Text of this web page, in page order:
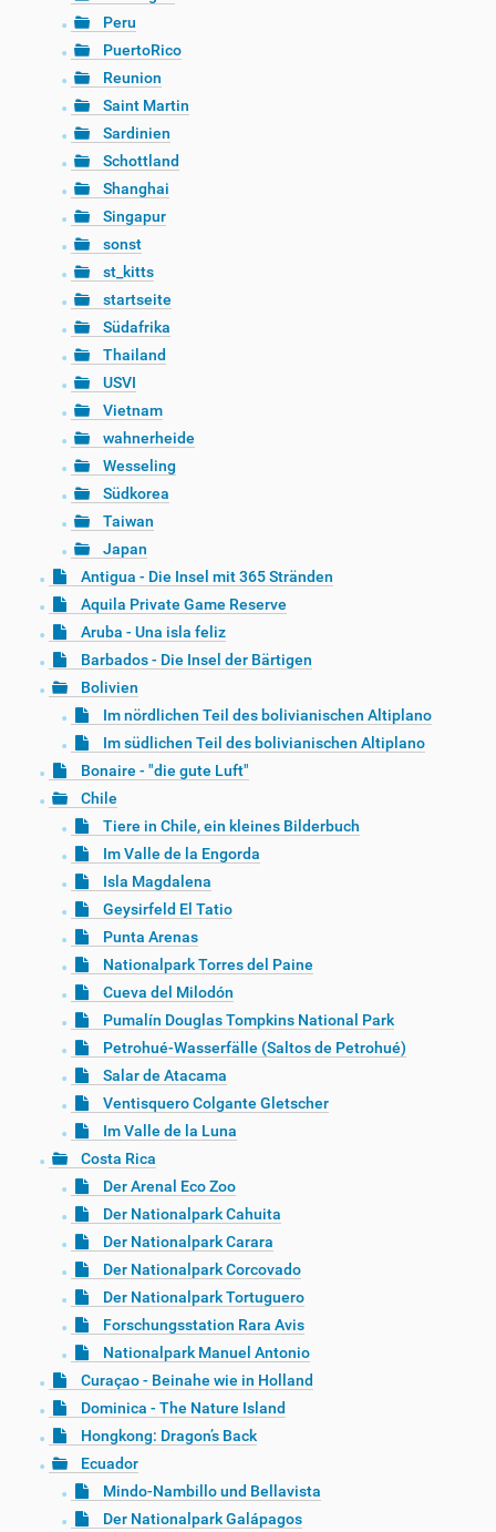
Peru
PuertoRico
Reunion
Saint Martin
Sardinien
Schottland
Shanghai
Singapur
sonst
st_kitts
startseite
Südafrika
Thailand
USVI
Vietnam
wahnerheide
Wesseling
Südkorea
Taiwan
Japan
Antigua - Die Insel mit 365 Stränden
Aquila Private Game Reserve
Aruba - Una isla feliz
Barbados - Die Insel der Bärtigen
Bolivien
Im nördlichen Teil des bolivianischen Altiplano
Im südlichen Teil des bolivianischen Altiplano
Bonaire - "die gute Luft"
Chile
Tiere in Chile, ein kleines Bilderbuch
Im Valle de la Engorda
Isla Magdalena
Geysirfeld El Tatio
Punta Arenas
Nationalpark Torres del Paine
Cueva del Milodón
Pumalín Douglas Tompkins National Park
Petrohué-Wasserfälle (Saltos de Petrohué)
Salar de Atacama
Ventisquero Colgante Gletscher
Im Valle de la Luna
Costa Rica
Der Arenal Eco Zoo
Der Nationalpark Cahuita
Der Nationalpark Carara
Der Nationalpark Corcovado
Der Nationalpark Tortuguero
Forschungsstation Rara Avis
Nationalpark Manuel Antonio
Curaçao - Beinahe wie in Holland
Dominica - The Nature Island
Hongkong: Dragon’s Back
Ecuador
Mindo-Nambillo und Bellavista
Der Nationalpark Galápagos